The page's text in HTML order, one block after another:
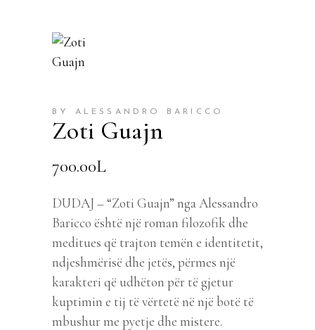
BY ALESSANDRO BARICCO
Zoti Guajn
700.00L
DUDAJ – “Zoti Guajn” nga Alessandro
Baricco është një roman filozofik dhe
meditues që trajton temën e identitetit,
ndjeshmërisë dhe jetës, përmes një
karakteri që udhëton për të gjetur
kuptimin e tij të vërtetë në një botë të
mbushur me pyetje dhe mistere.